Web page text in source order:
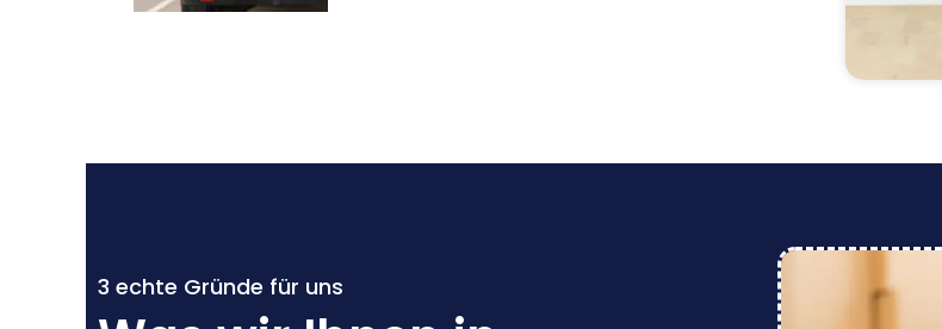
3 echte Gründe für uns